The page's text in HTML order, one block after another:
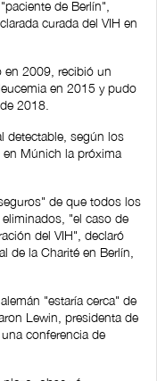
de Berlín",
curada del VIH en
en 2009, recibió un
en 2015 y pudo
2018.
detectable, según los
en Múnich la próxima
de que todos los
"el caso de
del VIH", declaró
de la Charité en Berlín,
"estaría cerca" de
Lewin, presidenta de
conferencia de